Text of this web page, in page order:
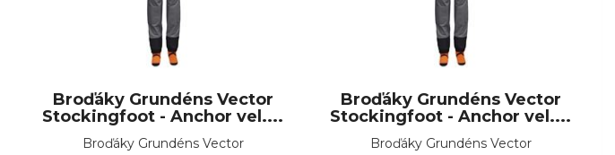
Broďáky Grundéns Vector
Stockingfoot - Anchor vel....
Broďáky Grundéns Vector
Broďáky Grundéns Vector
Stockingfoot - Anchor vel....
Broďáky Grundéns Vector